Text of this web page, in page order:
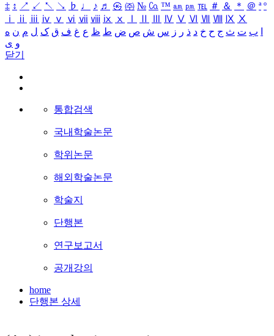
‡ ↕ ↗ ↙ ↖ ↘ ♭ ♩ ♪ ♬ ㉿ ㈜ № ㏇ ™ ㏂ ㏘ ℡ ＃ ＆ ＊ ＠ ª º
ⅰ
ⅱ ⅲ ⅳ ⅴ ⅵ ⅶ ⅷ ⅸ ⅹ Ⅳ Ⅴ Ⅵ Ⅶ Ⅷ Ⅸ Ⅹ
ب ت ث ج ح خ د ذ ر ز س ش ص ض ط ظ ع غ ف ق ک ل م ن ه
و ی
닫기
통합검색
국내학술논문
학위논문
해외학술논문
학술지
단행본
연구보고서
공개강의
home
단행본 상세